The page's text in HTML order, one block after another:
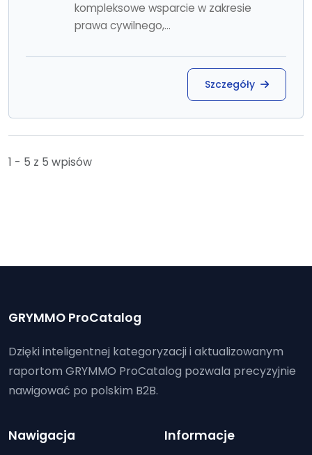
kompleksowe wsparcie w zakresie
prawa cywilnego,...
Szczegóły
1 - 5 z 5 wpisów
GRYMMO ProCatalog
Dzięki inteligentnej kategoryzacji i aktualizowanym
raportom GRYMMO ProCatalog pozwala precyzyjnie
nawigować po polskim B2B.
Nawigacja Informacje